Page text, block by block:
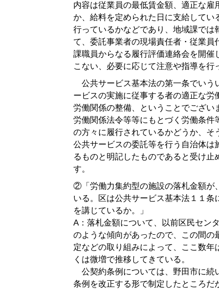
内容は従業員の最低賃金額、適正な雇
か、給料を定められた日に支給してい
行っているかなどであり、地域課では
て、委託事業者の現場責任者・従業員
課職員からなる履行評価連絡会を開催
こない、必要に応じて注意や指導を行
公共サービス基本法の第一条でいう
ービスの実施に従事する者の適正な労
労働関係の整備、ということでござい
労働関係法令等等にもとづく労働条件
の方々に履行されているかどうか、そ
公共サービスの委託等を行う自治体は
るものと明記したものであると受け止
す。
②「労働力集約型の施設の落札金額が
いる。区は公共サービス基本法１１条
を講じているか。」
A：落札金額について、以前区民セン
のような傾向があったので、この間の
定などの取り組みによって、ここ数年
くは微増で推移してきている。
公契約条例については、野田市に続
条例を改正する形で制定したところだ